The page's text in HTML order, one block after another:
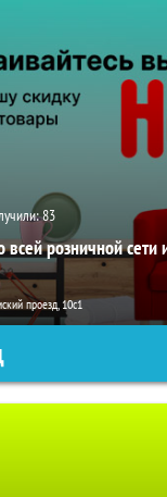
83
розничной сети
проезд, 10с1